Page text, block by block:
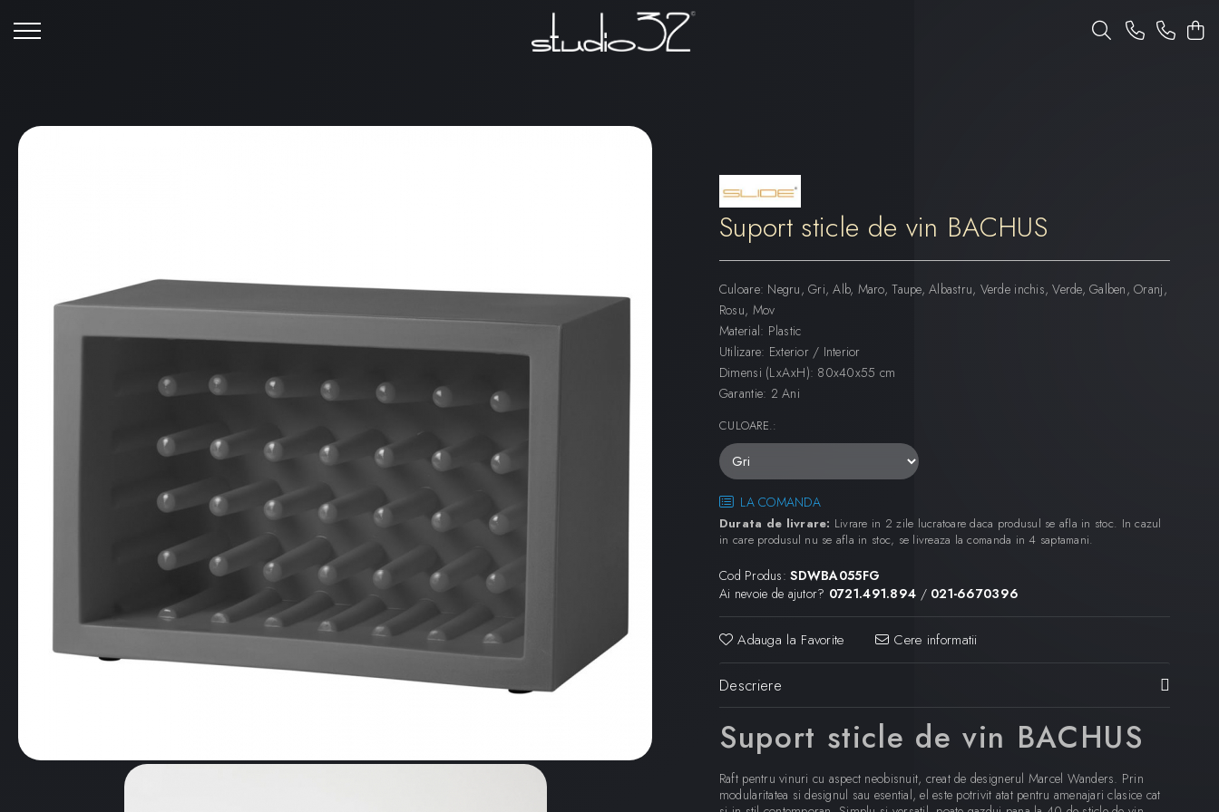
Suport sticle de vin BACHUS
Culoare: Negru, Gri, Alb, Maro, Taupe, Albastru, Verde inchis, Verde, Galben, Oranj,
Rosu, Mov
Material: Plastic
Utilizare: Exterior / Interior
Dimensi (LxAxH): 80x40x55 cm
Garantie: 2 Ani
CULOARE.:
LA COMANDA
Durata de livrare: Livrare in 2 zile lucratoare daca produsul se afla in stoc. In cazul
in care produsul nu se afla in stoc, se livreaza la comanda in 4 saptamani.
Cod Produs: SDWBA055FG
Ai nevoie de ajutor? 0721.491.894 / 021-6670396
Adauga la Favorite Cere informatii
Descriere
Suport sticle de vin BACHUS
Raft pentru vinuri cu aspect neobisnuit, creat de designerul Marcel Wanders. Prin
modularitatea si designul sau esential, el este potrivit atat pentru amenajari clasice cat